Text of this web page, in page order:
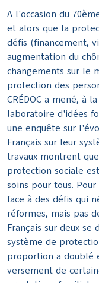
A l'occasion du
et alors que la
défis (financement,
augmentation du
changements sur le
protection des
CRÉDOC a mené, à
laboratoire d'idées
une enquête sur
Français sur leur
travaux montrent
protection sociale
soins pour tous.
face à des défis qui
réformes, mais pas
Français sur deux
système de
proportion a doublé
versement de